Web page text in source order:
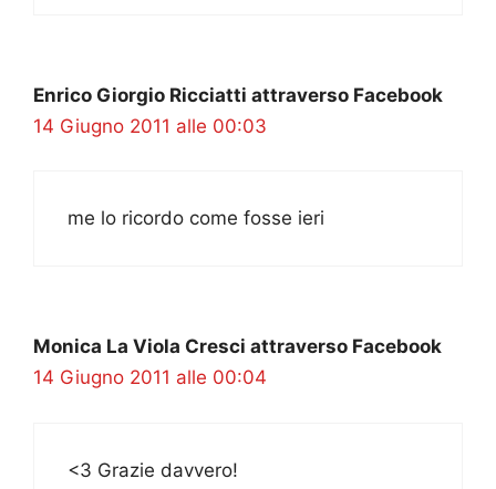
Enrico Giorgio Ricciatti attraverso Facebook
14 Giugno 2011 alle 00:03
me lo ricordo come fosse ieri
Monica La Viola Cresci attraverso Facebook
14 Giugno 2011 alle 00:04
<3 Grazie davvero!